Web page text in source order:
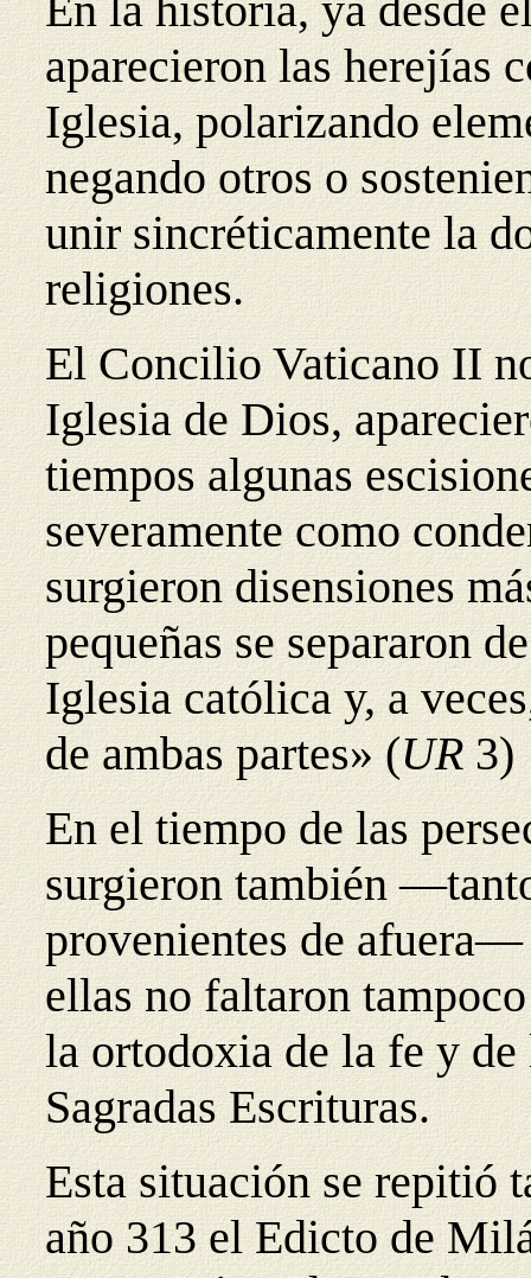
aparecieron las herejías
Iglesia, polarizando
negando otros o
unir sincréticamente la
religiones.
El Concilio Vaticano II
Iglesia de Dios,
tiempos algunas
severamente como
surgieron disensiones
pequeñas se separaron
Iglesia católica y, a
de ambas partes» (UR 3)
En el tiempo de las
surgieron también
provenientes de
ellas no faltaron
la ortodoxia de la fe y
Sagradas Escrituras.
Esta situación se repitió
año 313 el Edicto de